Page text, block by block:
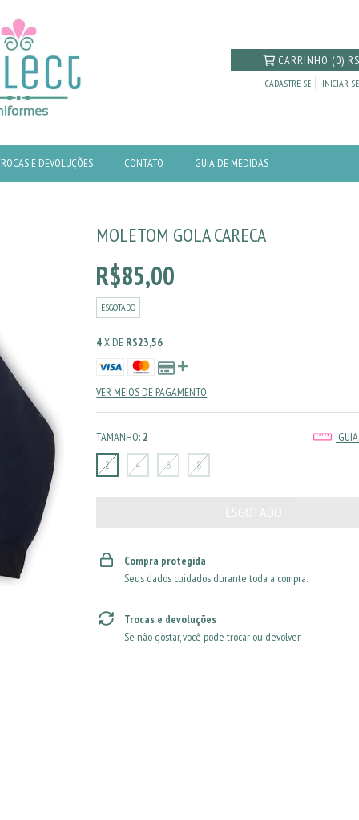
CARRINHO (0)
CADASTRE-SE INICIAR
E DEVOLUÇÕES CONTATO GUIA DE MEDIDAS
MOLETOM GOLA CARECA
R$85,00
ESGOTADO
4X DE R$23,56
VER MEIOS DE PAGAMENTO
TAMANHO: 2
2
4 6 8
Compra protegida
Seus dados cuidados durante toda a compra.
Trocas e devoluções
Se não gostar, você pode trocar ou devolver.